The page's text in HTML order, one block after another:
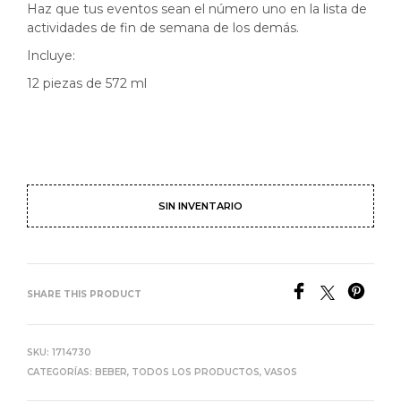
Haz que tus eventos sean el número uno en la lista de
actividades de fin de semana de los demás.
Incluye:
12 piezas de 572 ml
SIN INVENTARIO
SHARE THIS PRODUCT
SKU: 1714730
CATEGORÍAS: BEBER, TODOS LOS PRODUCTOS, VASOS